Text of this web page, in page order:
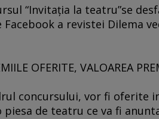
“Invitaţia la teatru”se
Facebook a revistei Dilema
OFERITE, VALOAREA
concursului, vor fi oferite
piesa de teatru ce va fi